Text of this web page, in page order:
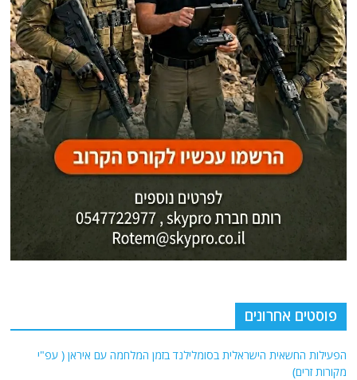
פוסטים אחרונים
הפעילות החשאית הישראלית בסומלילנד בזמן המלחמה עם איראן ( עפ"י
מקורות זרים)